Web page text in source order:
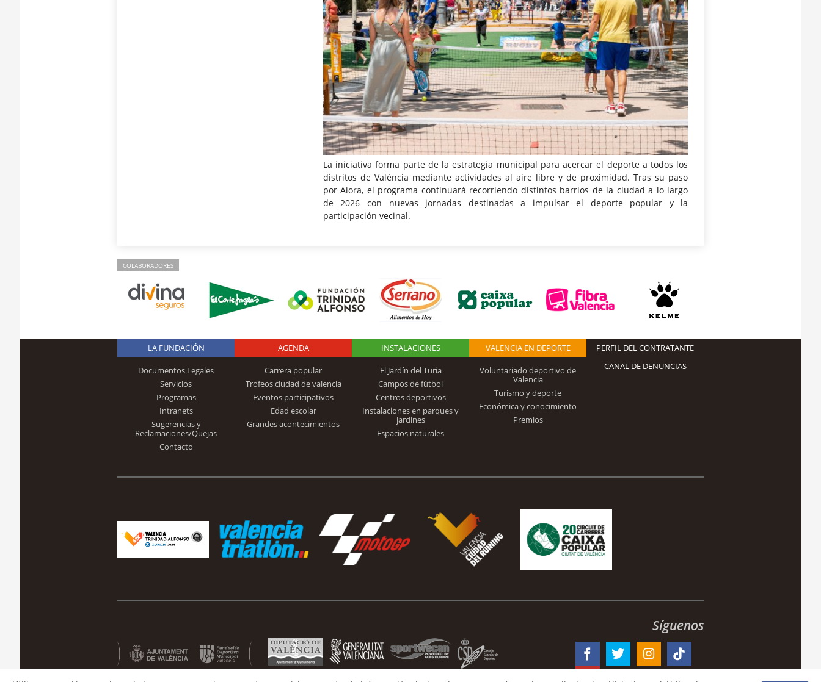
La iniciativa forma parte de la estrategia municipal para acercar el deporte a todos los
distritos de València mediante actividades al aire libre y de proximidad. Tras su paso
por Aiora, el programa continuará recorriendo distintos barrios de la ciudad a lo largo
de 2026 con nuevas jornadas destinadas a impulsar el deporte popular y la
participación vecinal.
COLABORADORES
Logo Fundación
Trinidad Alfonso
LA FUNDACIÓN
Documentos Legales
Servicios
Programas
Intranets
Sugerencias y
Reclamaciones/Quejas
Contacto
AGENDA
Carrera popular
Trofeos ciudad de valencia
Eventos participativos
Edad escolar
Grandes acontecimientos
INSTALACIONES
El Jardín del Turia
Campos de fútbol
Centros deportivos
Instalaciones en parques y
jardines
Espacios naturales
VALENCIA EN DEPORTE
Voluntariado deportivo de
Valencia
Turismo y deporte
Económica y conocimiento
Premios
PERFIL DEL CONTRATANTE
CANAL DE DENUNCIAS
Síguenos